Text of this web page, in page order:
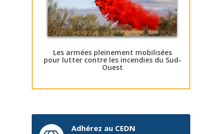
Les armées pleinement mobilisées
pour lutter contre les incendies du Sud-
Ouest
Adhérez au CEDN